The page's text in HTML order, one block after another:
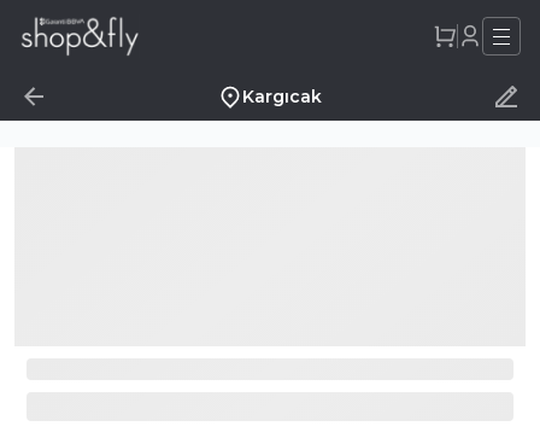
Kargıcak